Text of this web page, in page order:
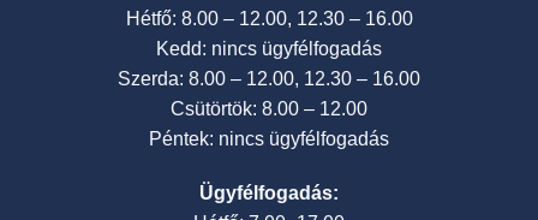
Hétfő: 8.00 – 12.00, 12.30 – 16.00
Kedd: nincs ügyfélfogadás
Szerda: 8.00 – 12.00, 12.30 – 16.00
Csütörtök: 8.00 – 12.00
Péntek: nincs ügyfélfogadás
Ügyfélfogadás: